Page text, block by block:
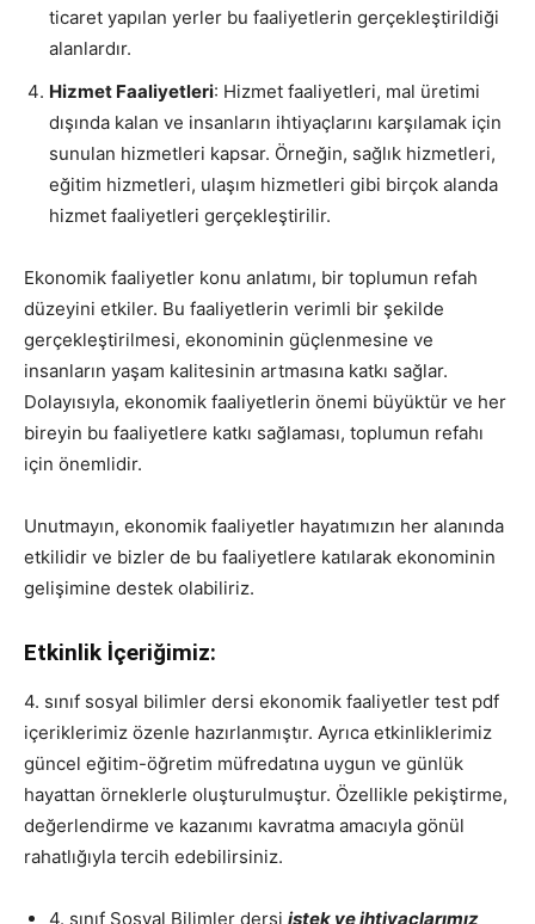
ticaret yapılan yerler bu faaliyetlerin gerçekleştirildiği
alanlardır.
Hizmet Faaliyetleri: Hizmet faaliyetleri, mal üretimi
dışında kalan ve insanların ihtiyaçlarını karşılamak için
sunulan hizmetleri kapsar. Örneğin, sağlık hizmetleri,
eğitim hizmetleri, ulaşım hizmetleri gibi birçok alanda
hizmet faaliyetleri gerçekleştirilir.
Ekonomik faaliyetler konu anlatımı, bir toplumun refah
düzeyini etkiler. Bu faaliyetlerin verimli bir şekilde
gerçekleştirilmesi, ekonominin güçlenmesine ve
insanların yaşam kalitesinin artmasına katkı sağlar.
Dolayısıyla, ekonomik faaliyetlerin önemi büyüktür ve her
bireyin bu faaliyetlere katkı sağlaması, toplumun refahı
için önemlidir.
Unutmayın, ekonomik faaliyetler hayatımızın her alanında
etkilidir ve bizler de bu faaliyetlere katılarak ekonominin
gelişimine destek olabiliriz.
Etkinlik İçeriğimiz:
4. sınıf sosyal bilimler dersi ekonomik faaliyetler test pdf
içeriklerimiz özenle hazırlanmıştır. Ayrıca etkinliklerimiz
güncel eğitim-öğretim müfredatına uygun ve günlük
hayattan örneklerle oluşturulmuştur. Özellikle pekiştirme,
değerlendirme ve kazanımı kavratma amacıyla gönül
rahatlığıyla tercih edebilirsiniz.
4. sınıf Sosyal Bilimler dersi istek ve ihtiyaçlarımız